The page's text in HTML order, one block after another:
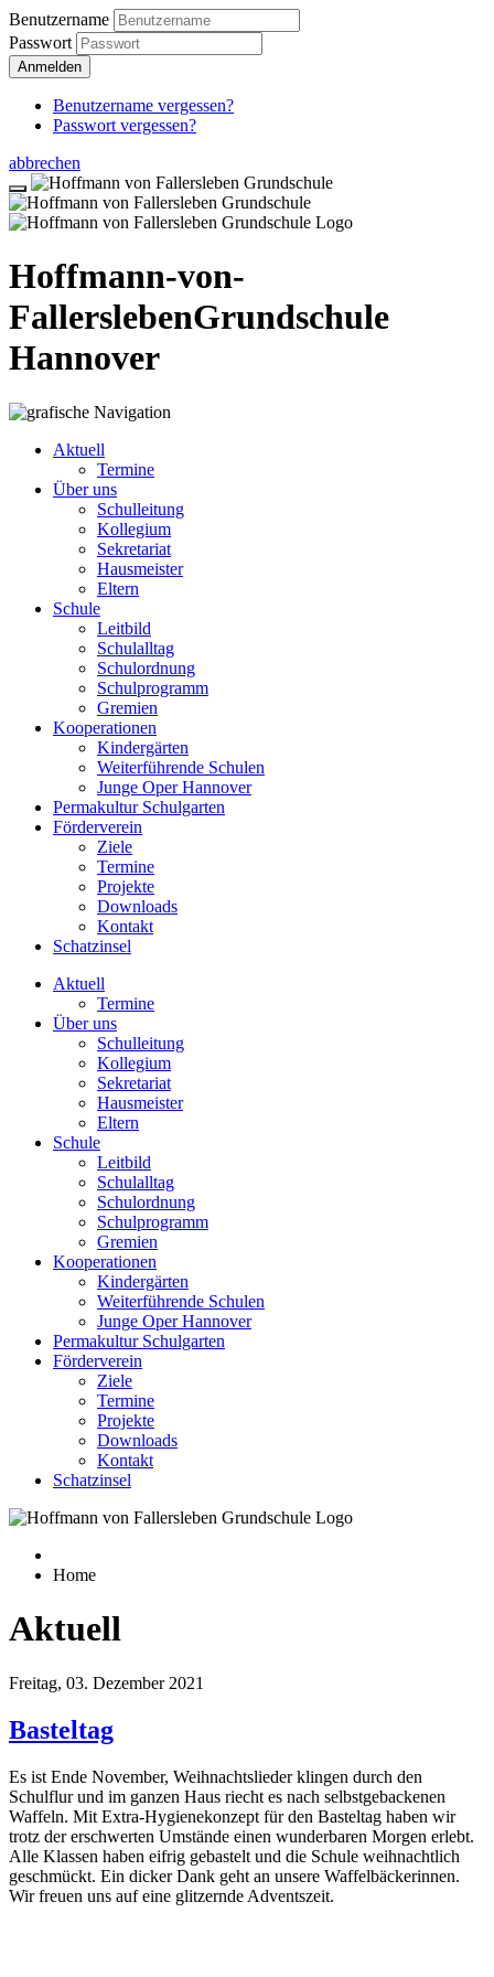
Benutzername
Passwort
Anmelden
Benutzername vergessen?
Passwort vergessen?
abbrechen
Hoffmann-von-
FallerslebenGrundschule
Hannover
Aktuell
Termine
Über uns
Schulleitung
Kollegium
Sekretariat
Hausmeister
Eltern
Schule
Leitbild
Schulalltag
Schulordnung
Schulprogramm
Gremien
Kooperationen
Kindergärten
Weiterführende Schulen
Junge Oper Hannover
Permakultur Schulgarten
Förderverein
Ziele
Termine
Projekte
Downloads
Kontakt
Schatzinsel
Aktuell
Termine
Über uns
Schulleitung
Kollegium
Sekretariat
Hausmeister
Eltern
Schule
Leitbild
Schulalltag
Schulordnung
Schulprogramm
Gremien
Kooperationen
Kindergärten
Weiterführende Schulen
Junge Oper Hannover
Permakultur Schulgarten
Förderverein
Ziele
Termine
Projekte
Downloads
Kontakt
Schatzinsel
Home
Aktuell
Freitag, 03. Dezember 2021
Basteltag
Es ist Ende November, Weihnachtslieder klingen durch den
Schulflur und im ganzen Haus riecht es nach selbstgebackenen
Waffeln. Mit Extra-Hygienekonzept für den Basteltag haben wir
trotz der erschwerten Umstände einen wunderbaren Morgen erlebt.
Alle Klassen haben eifrig gebastelt und die Schule weihnachtlich
geschmückt. Ein dicker Dank geht an unsere Waffelbäckerinnen.
Wir freuen uns auf eine glitzernde Adventszeit.